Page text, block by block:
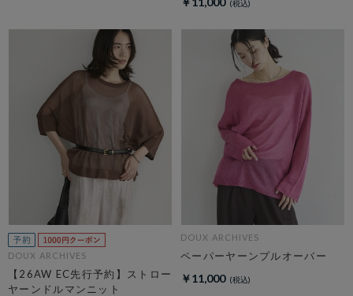
DOUX ARCHIVES
【26AW EC先行予約】ストロー
ヤーンドルマンニット
DOUX ARCHIVES
ペーパーヤーンプルオーバー
￥11,000